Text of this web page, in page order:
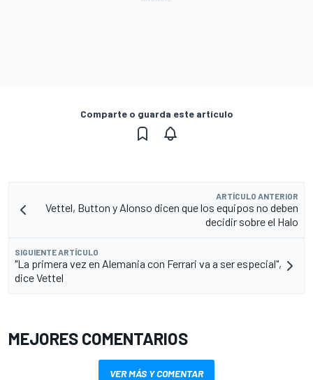
Comparte o guarda este artículo
ARTÍCULO ANTERIOR
Vettel, Button y Alonso dicen que los equipos no deben
decidir sobre el Halo
SIGUIENTE ARTÍCULO
"La primera vez en Alemania con Ferrari va a ser especial",
dice Vettel
MEJORES COMENTARIOS
VER MÁS Y COMENTAR